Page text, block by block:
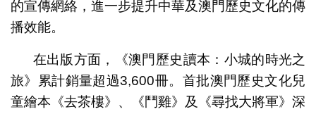
的宣傳網絡，進一步提升中華及澳門歷史文化的傳
播效能。
在出版方面，《澳門歷史讀本：小城的時光之
旅》累計銷量超過3,600冊。首批澳門歷史文化兒
童繪本《去茶樓》、《鬥雞》及《尋找大將軍》深